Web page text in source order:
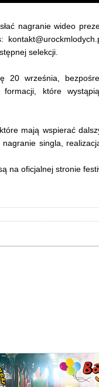
nagranie wideo
selekcji.
20 września,
formacji, które
mają wspierać
singla,
na oficjalnej stronie